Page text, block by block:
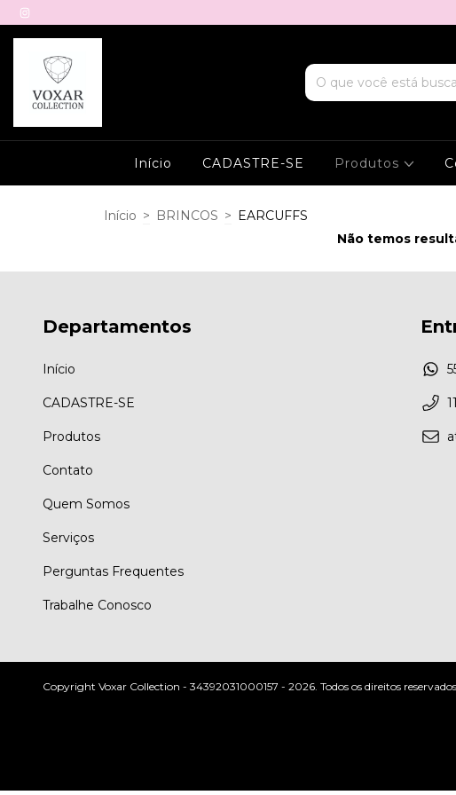
Início CADASTRE-SE Produtos
Início > BRINCOS > EARCUFFS
Não temos
Departamentos
Início
CADASTRE-SE
Produtos
Contato
Quem Somos
Serviços
Perguntas Frequentes
Trabalhe Conosco
Copyright Voxar Collection - 34392031000157 - 2026. Todos os direitos reservados.